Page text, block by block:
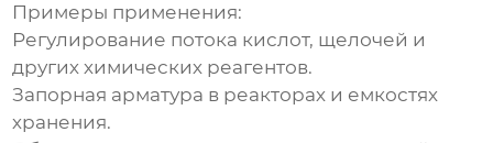
Примеры применения:
Регулирование потока кислот, щелочей и
других химических реагентов.
Запорная арматура в реакторах и емкостях
хранения.